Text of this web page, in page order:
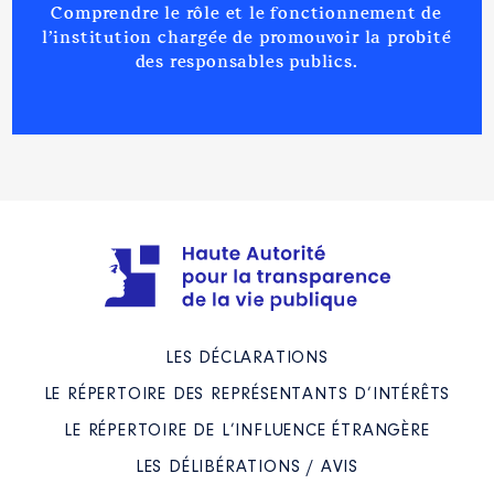
Comprendre le rôle et le fonctionnement de
l’institution chargée de promouvoir la probité
des responsables publics.
LES DÉCLARATIONS
LE RÉPERTOIRE DES REPRÉSENTANTS D’INTÉRÊTS
LE RÉPERTOIRE DE L’INFLUENCE ÉTRANGÈRE
LES DÉLIBÉRATIONS / AVIS